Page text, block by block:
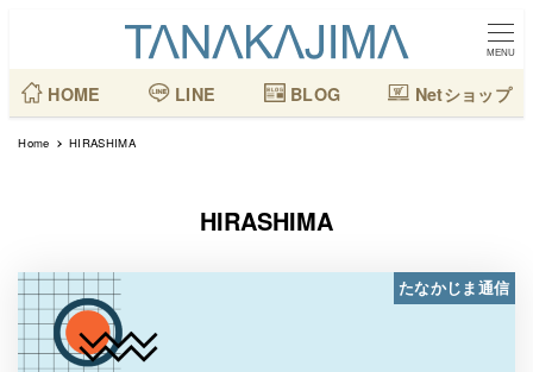
ン
コ
へ
移
動
MENU
HOME LINE BLOG Netショップ
Home HIRASHIMA
HIRASHIMA
たなかじま通信